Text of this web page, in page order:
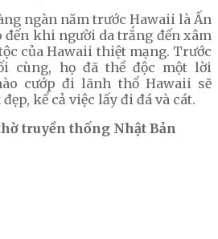
ngàn năm trước Hawaii là Ấn
đến khi người da trắng đến xâm
của Hawaii thiệt mạng. Trước
cùng, họ đã thề độc một lời
cướp đi lãnh thổ Hawaii sẽ
kể cả việc lấy đi đá và cát.
truyền thống Nhật Bản